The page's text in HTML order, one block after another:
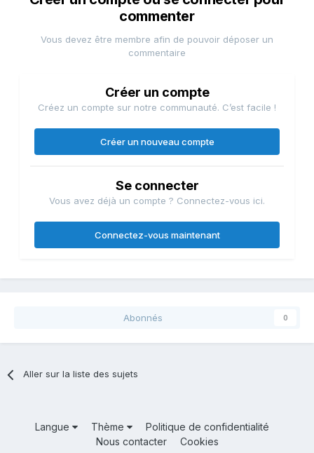
commenter
Vous devez être membre afin de pouvoir déposer un
commentaire
Créer un compte
Créez un compte sur notre communauté. C’est facile !
Créer un nouveau compte
Se connecter
Vous avez déjà un compte ? Connectez-vous ici.
Connectez-vous maintenant
Abonnés 0
Aller sur la liste des sujets
Langue Thème
Politique de confidentialité
Nous contacter
Cookies